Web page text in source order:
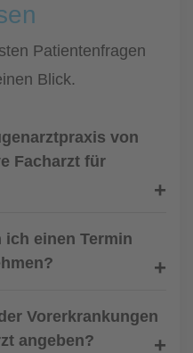
Patientenfragen
Blick.
von
Facharzt für
ich einen Termin
Vorerkrankungen
angeben?